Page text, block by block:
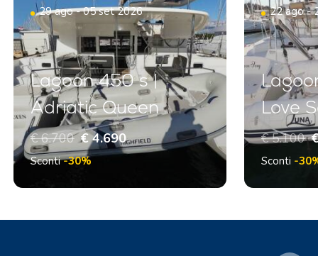
29 ago - 05 set 2026
Lagoon 450 s |
Adriatic Queen
€ 6.700 € 4.690
Sconti-30%
22 ago -
Love
€ 5.100
Sconti -